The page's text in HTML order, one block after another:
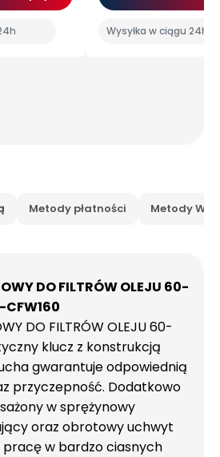
Wysyłka w ciągu 24h
Metody płatności Metody
DO FILTRÓW OLEJU 60-
CFW160
DO FILTRÓW OLEJU 60-
klucz z konstrukcją
gwarantuje odpowiednią
przyczepność. Dodatkowo
w sprężynowy
oraz obrotowy uchwyt
pracę w bardzo ciasnych